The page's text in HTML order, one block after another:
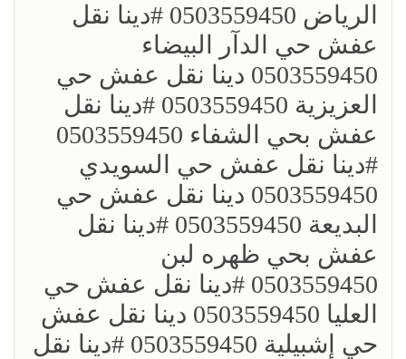
الرياض 0503559450 ؜#دينا نقل
عفش حي الدآر البيضاء
0503559450 دينا نقل عفش حي
العزيزية 0503559450 ؜#دينا نقل
عفش بحي الشفاء 0503559450
؜#دينا نقل عفش حي السويدي
0503559450 دينا نقل عفش حي
البديعة 0503559450 ؜#دينا نقل
عفش بحي ظهره لبن
0503559450 ؜#دينا نقل عفش حي
العليا 0503559450 دينا نقل عفش
حي إشبيلية 0503559450 ؜#دينا نقل